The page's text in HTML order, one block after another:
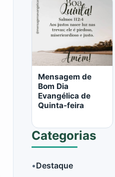
LER MAIS
Mensagem de
Bom Dia
Evangélica de
Quinta-feira
Categorias
•Destaque